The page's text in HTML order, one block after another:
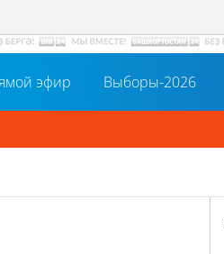
эфир Выборы-2026